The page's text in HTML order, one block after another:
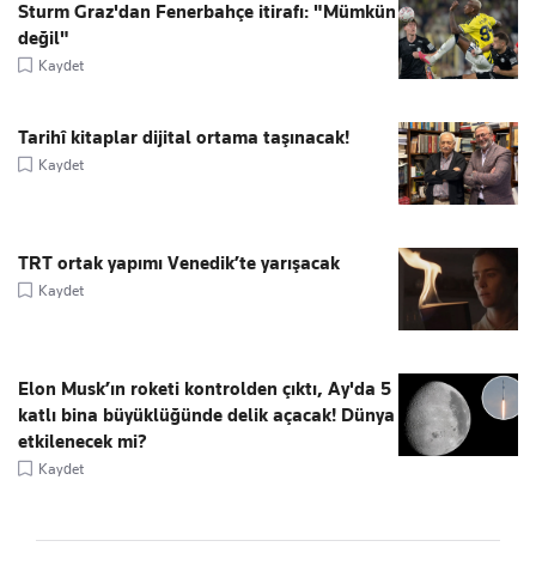
Sturm Graz'dan Fenerbahçe itirafı: "Mümkün
değil"
Kaydet
Tarihî kitaplar dijital ortama taşınacak!
Kaydet
TRT ortak yapımı Venedik’te yarışacak
Kaydet
Elon Musk’ın roketi kontrolden çıktı, Ay'da 5
katlı bina büyüklüğünde delik açacak! Dünya
etkilenecek mi?
Kaydet